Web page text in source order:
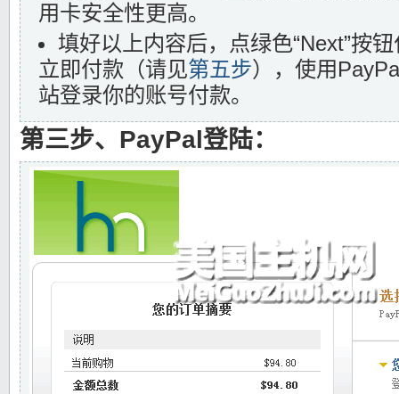
用卡安全性更高。
填好以上内容后，点绿色“Next”按
立即付款（请见第五步），使用
站登录你的账号付款。
第三步、PayPal登陆：